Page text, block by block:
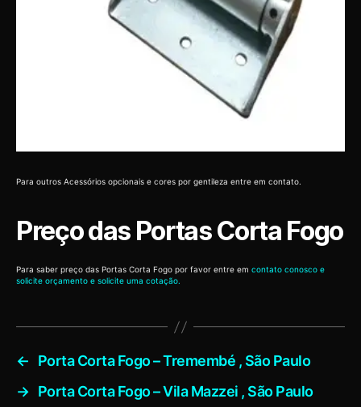
Para outros Acessórios opcionais e cores por gentileza entre em contato.
Preço das Portas Corta Fogo
Para saber preço das Portas Corta Fogo por favor entre em contato conosco e
solicite orçamento e solicite uma cotação.
←
Porta Corta Fogo – Tremembé , São Paulo
→ Porta Corta Fogo – Vila Mazzei , São Paulo